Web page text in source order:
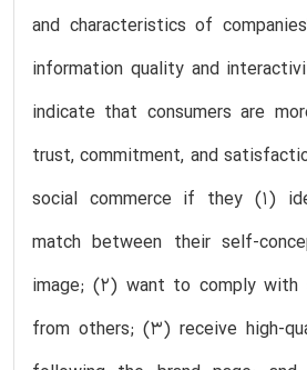
and characteristics of
information quality and
indicate that consumers are
trust, commitment, and
social commerce if they (1)
match between their self-
image; (2) want to comply with
from others; (3) receive high-